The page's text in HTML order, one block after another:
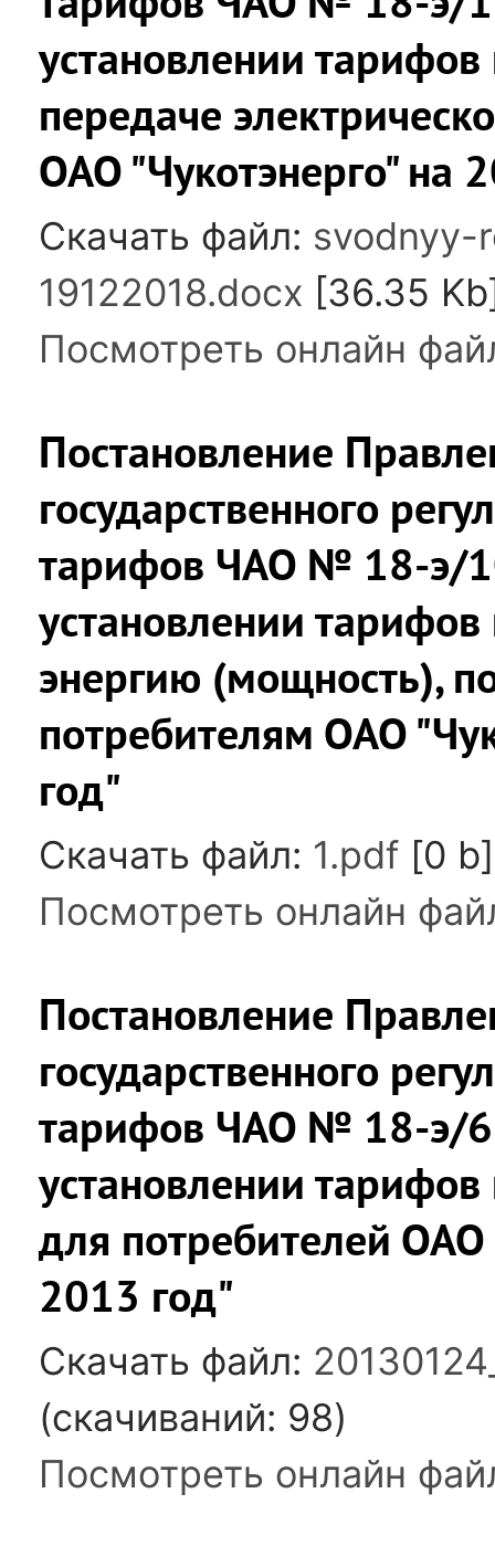
установлении тарифов
передаче
ОАО "Чукотэнерго" на
Скачать файл: svodnyy-
19122018.docx [36.35
Посмотреть онлайн
Постановление
государственного
тарифов ЧАО № 18-э/
установлении
энергию (мощность),
потребителям ОАО
год"
Скачать файл: 1.pdf [0
Посмотреть онлайн
Постановление
государственного
тарифов ЧАО № 18-э/
установлении
для потребителей ОАО
2013 год"
Скачать файл:
(cкачиваний: 98)
Посмотреть онлайн